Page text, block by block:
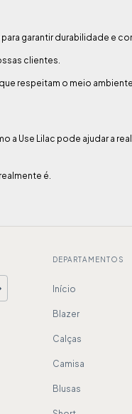
garantir durabilidade e
clientes.
respeitam o meio
Use Lilac pode ajudar a
é.
DEPARTAMENTOS
Início
Blazer
Calças
Camisa
Blusas